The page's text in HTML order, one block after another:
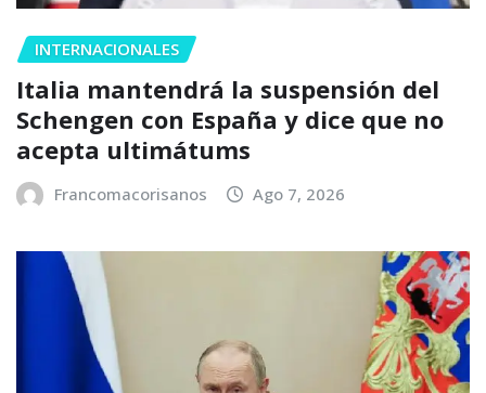
INTERNACIONALES
Italia mantendrá la suspensión del
Schengen con España y dice que no
acepta ultimátums
Francomacorisanos Ago 7, 2026